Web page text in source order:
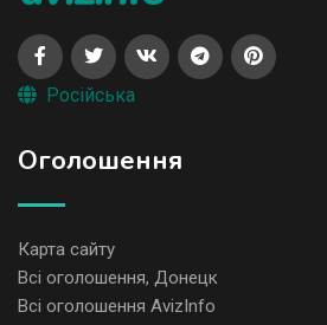
Російська
Оголошення
Карта сайту
Всі оголошення, Донецк
Всі оголошення AvizInfo